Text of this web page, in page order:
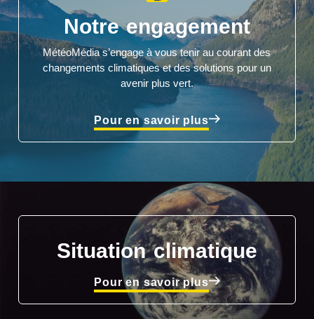
Notre engagement
MétéoMédia s’engage à vous tenir au courant des
changements climatiques et des solutions pour un
avenir plus vert.
Pour en savoir plus
Situation climatique
Pour en savoir plus